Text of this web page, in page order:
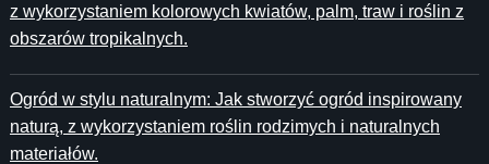
z wykorzystaniem kolorowych kwiatów, palm, traw i roślin z
obszarów tropikalnych.
Ogród w stylu naturalnym: Jak stworzyć ogród inspirowany
naturą, z wykorzystaniem roślin rodzimych i naturalnych
materiałów.